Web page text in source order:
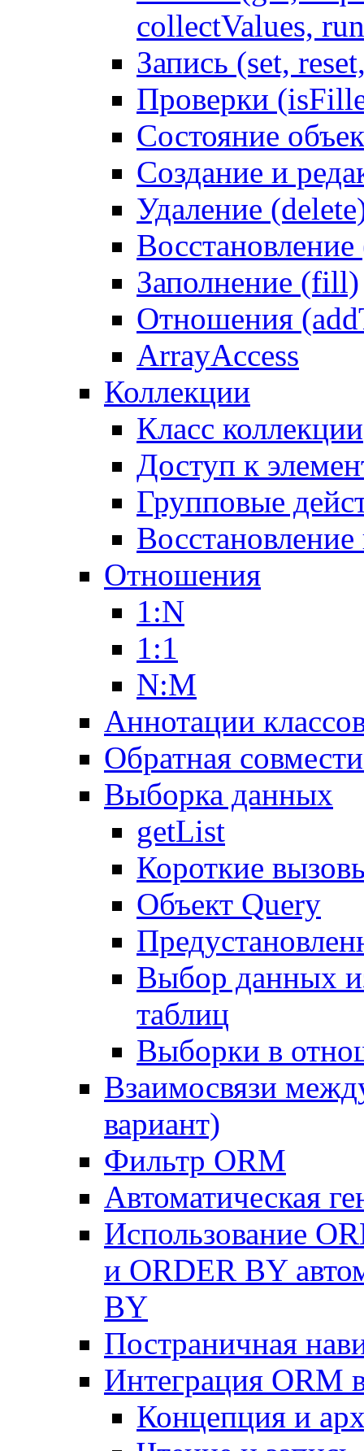
collectValues,
Запись (set,
Проверки
Состояние
Создание и
Удаление
Заполнение (fill)
Отношения
ArrayAccess
Коллекции
Класс коллекции
Доступ к
Групповые
Отношения
1:N
1:1
N:M
Аннотации
Обратная
Выборка данных
getList
Короткие
Объект Query
Выбор данных
таблиц
Выборки в
Взаимосвязи
вариант)
Фильтр ORM
Автоматическая
Использование
и ORDER BY
BY
Постраничная
Интеграция ORM
Концепция и